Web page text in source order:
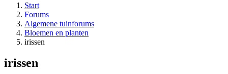
Start
Forums
Algemene tuinforums
Bloemen en planten
irissen
irissen